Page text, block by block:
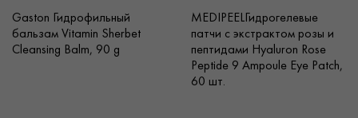
Gaston Гидрофильный
бальзам Vitamin Sherbet
Cleansing Balm, 90 g
MEDIPEELГидрогелевые
патчи с экстрактом розы и
пептидами Hyaluron Rose
Peptide 9 Ampoule Eye Patch,
60 шт.